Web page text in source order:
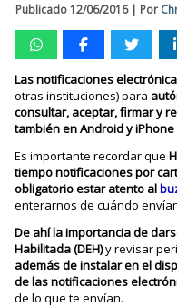
Publicado 12/06/2016| Por
Las notificaciones
otras instituciones) para
consultar, aceptar, firmar y
también en Android y
Es importante recordar que
tiempo notificaciones por
obligatorio estar atento al
enterarnos de cuándo
De ahí la importancia de
Habilitada (DEH)y revisar
además de instalar en el
de las notificaciones
de lo que te envían.